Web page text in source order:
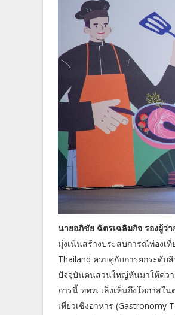
นายอภิชัย ฉัตรเฉลิมกิจ รองผู้ว่
มุ่งเน้นสร้างประสบการณ์ท่องเ
Thailand ควบคู่กับการยกระดับ
ปัจจุบันคนส่วนใหญ่หันมาให้ควา
การนี้ ททท. เล็งเห็นถึงโอกาสใ
เที่ยวเชิงอาหาร